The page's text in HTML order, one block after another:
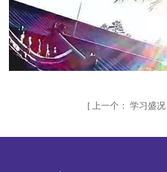
[ 上一个： 学习盛况